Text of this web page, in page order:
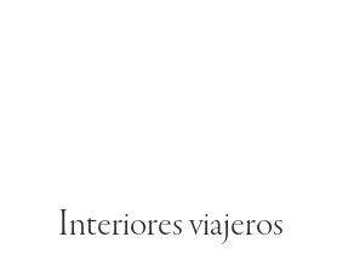
Interiores viajeros